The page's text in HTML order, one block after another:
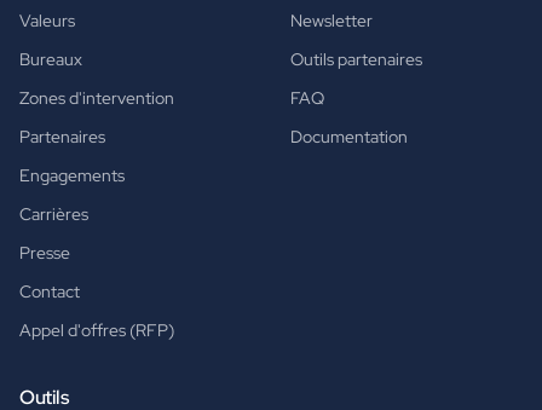
Valeurs
Bureaux
Zones d'intervention
Partenaires
Engagements
Carrières
Presse
Contact
Appel d'offres (RFP)
Newsletter
Outils partenaires
FAQ
Documentation
Outils